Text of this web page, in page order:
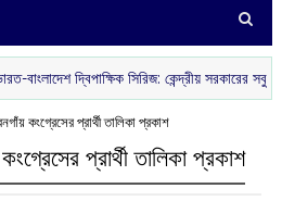
দ্বিপাক্ষিক সিরিজ: কেন্দ্রীয় সরকারের সবুজ সংকেতের
কংগ্রেসের প্রার্থী তালিকা প্রকাশ
প্রার্থী তালিকা প্রকাশ